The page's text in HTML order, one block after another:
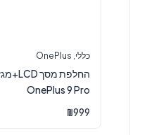
כללי OnePlus
OnePlus 9 Pro
₪999